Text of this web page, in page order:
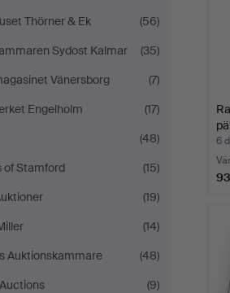
Thörner & Ek
(56)
Sydost Kalmar
(35)
Vänersborg
(7)
Engelholm
(17)
(48)
of Stamford
(15)
(19)
(14)
Auktionskammare
(48)
(9)
6